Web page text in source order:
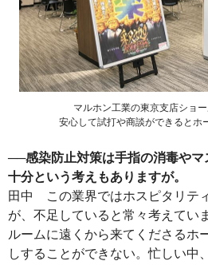
マルホン工業の東京支店ショー
安心して試打や商談ができるとホ
──感染防止対策は手指の消毒や
十分という考えもありますが。
田中 この業界ではホスピタリテ
が、不足していると常々考えてい
ルームに遠くから来てくださるホ
しすることができない。忙しい中